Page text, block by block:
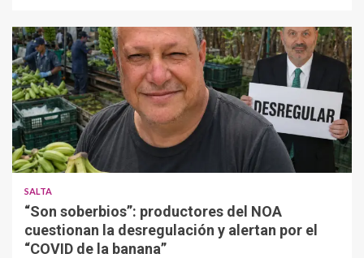
SALTA
“Son soberbios”: productores del NOA
cuestionan la desregulación y alertan por el
“COVID de la banana”